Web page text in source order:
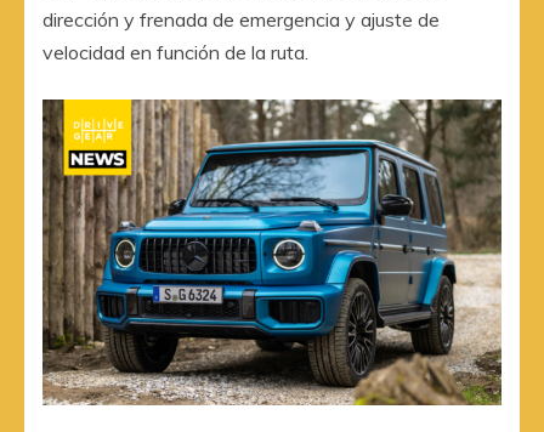
dirección y frenada de emergencia y ajuste de
velocidad en función de la ruta.